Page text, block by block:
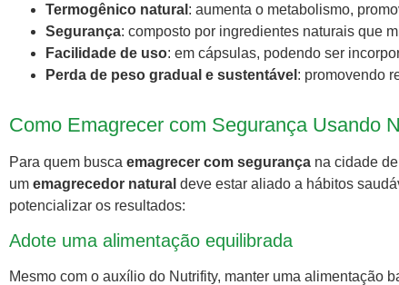
Termogênico natural : aumenta o metabolismo,
Segurança: composto por ingredientes naturais que
Facilidade de uso: em cápsulas, podendo ser
Perda de peso gradual e sustentável : promovendo
Como Emagrecer com Segurança Usando
Para quem busca emagrecer com segurança na cidade
um emagrecedor natural deve estar aliado a hábitos
potencializar os resultados:
Adote uma alimentação equilibrada
Mesmo com o auxílio do Nutrifity, manter uma alimentação